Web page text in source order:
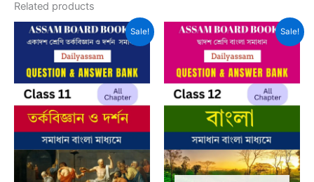
Related products
Sale! Sale!